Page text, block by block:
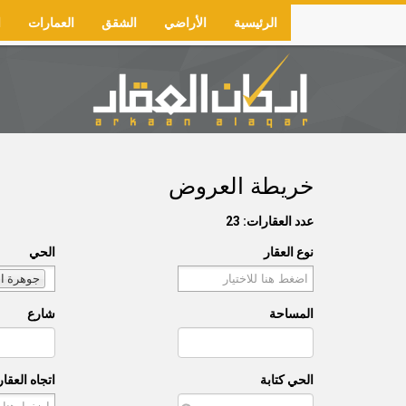
Skip
main
Main
navigation
العمارات الشقق الأراضي الرئيسية
خريطة العروض
عدد العقارات: 23
نوع العقار
المساحة
الحي كتابة
الحي
جوهرة
شارع
اتجاه